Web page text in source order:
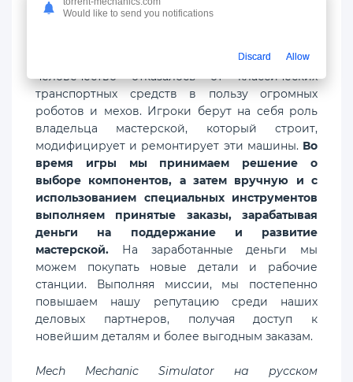
века.
разворачивается в недалеком будущем, когда
человечество отказалось от классических
транспортных средств в пользу огромных
роботов и мехов. Игроки берут на себя роль
владельца мастерской, который строит,
модифицирует и ремонтирует эти машины. Во
время игры мы принимаем решение о
выборе компонентов, а затем вручную и с
использованием специальных инструментов
выполняем принятые заказы, зарабатывая
деньги на поддержание и развитие
мастерской. На заработанные деньги мы
можем покупать новые детали и рабочие
станции. Выполняя миссии, мы постепенно
повышаем нашу репутацию среди наших
деловых партнеров, получая доступ к
новейшим деталям и более выгодным заказам.
Mech Mechanic Simulator на русском
Would like to send you notifications
Discard Allow